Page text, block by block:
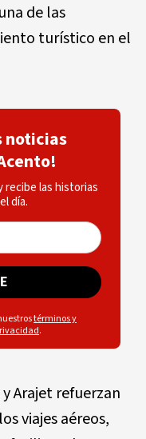
de las
turístico en el
noticias
las historias
día.
términos y
.
Arajet refuerzan
viajes aéreos,